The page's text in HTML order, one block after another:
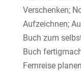
Verschenken;
Aufzeichnen;
Buch zum
Buch
Fernreise